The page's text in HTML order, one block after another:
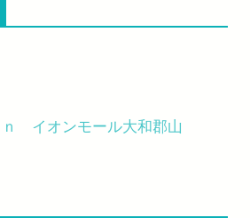
イオンモール大和郡山